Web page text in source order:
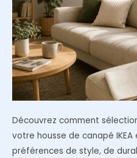
Découvrez comment
votre housse de canapé
préférences de style, de